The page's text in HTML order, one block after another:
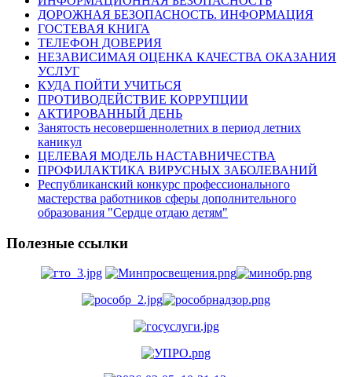
ДОРОЖНАЯ БЕЗОПАСНОСТЬ. ИНФОРМАЦИЯ
ГОСТЕВАЯ КНИГА
ТЕЛЕФОН ДОВЕРИЯ
НЕЗАВИСИМАЯ ОЦЕНКА КАЧЕСТВА ОКАЗАНИЯ
УСЛУГ
КУДА ПОЙТИ УЧИТЬСЯ
ПРОТИВОДЕЙСТВИЕ КОРРУПЦИИ
АКТИРОВАННЫЙ ДЕНЬ
Занятость несовершеннолетних в период летних
каникул
ЦЕЛЕВАЯ МОДЕЛЬ НАСТАВНИЧЕСТВА
ПРОФИЛАКТИКА ВИРУСНЫХ ЗАБОЛЕВАНИЙ
Республиканский конкурс профессионального
мастерства работников сферы дополнительного
образования "Сердце отдаю детям"
Полезные ссылки